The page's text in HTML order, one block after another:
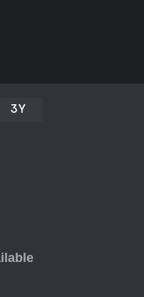
elogi per la
enigmi
per chi
3Y